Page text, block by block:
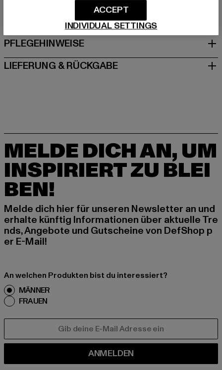
GRÖSSE & PASSFORM
PFLEGEHINWEISE
LIEFERUNG & RÜCKGABE
MELDE DICH AN, UM
INSPIRIERT ZU BLEI
BEN!
Melde dich hier für unseren Newsletter an und
erhalte künftig Informationen über aktuelle Tre
nds, Angebote und Gutscheine von DefShop p
er E-Mail!
An welchen Produkten bist du interessiert?
MÄNNER
FRAUEN
ANMELDEN
INDIVIDUAL SETTINGS
ACCEPT